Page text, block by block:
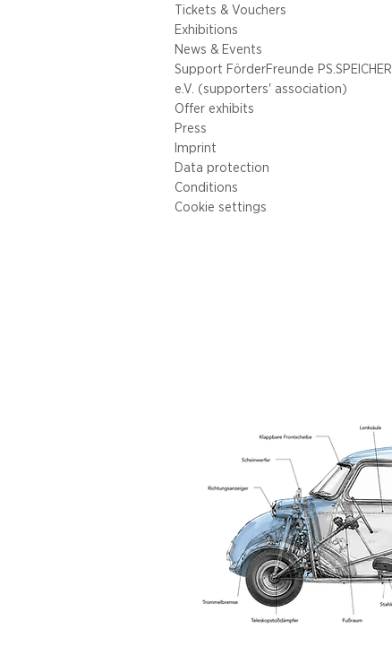
Tickets & Vouchers
Exhibitions
News & Events
Support FörderFreunde PS.SPEICHER
e.V. (supporters' association)
Offer exhibits
Press
Imprint
Data protection
Conditions
Cookie settings